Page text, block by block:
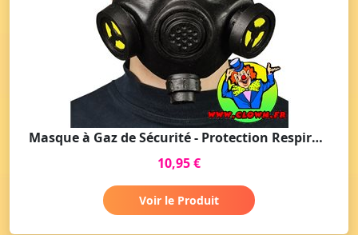
Masque à Gaz de Sécurité - Protection Respiratoire
10,95 €
Voir le Produit